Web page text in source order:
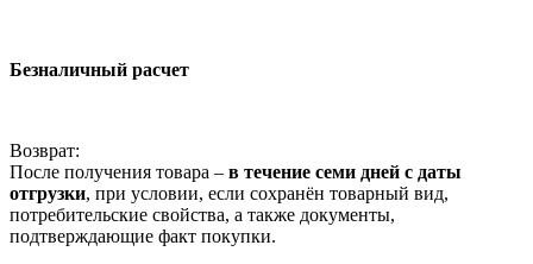
Безналичный расчет
Возврат:
После получения товара – в течение семи дней с даты
отгрузки, при условии, если сохранён товарный вид,
потребительские свойства, а также документы,
подтверждающие факт покупки.